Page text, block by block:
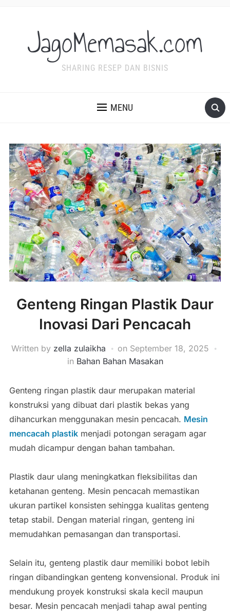
JagoMemasak.com
SHARING RESEP DAN BISNIS
MENU
Genteng Ringan Plastik Daur
Inovasi Dari Pencacah
Written by zella zulaikha on September 18, 2025
in Bahan Bahan Masakan
Genteng ringan plastik daur merupakan material
konstruksi yang dibuat dari plastik bekas yang
dihancurkan menggunakan mesin pencacah. Mesin
mencacah plastikmenjadi potongan seragam agar
mudah dicampur dengan bahan tambahan.
Plastik daur ulang meningkatkan fleksibilitas dan
ketahanan genteng. Mesin pencacah memastikan
ukuran partikel konsisten sehingga kualitas genteng
tetap stabil. Dengan material ringan, genteng ini
memudahkan pemasangan dan transportasi.
Selain itu, genteng plastik daur memiliki bobot lebih
ringan dibandingkan genteng konvensional. Produk ini
mendukung proyek konstruksi skala kecil maupun
besar. Mesin pencacah menjadi tahap awal penting